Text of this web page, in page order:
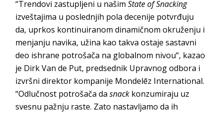
“Trendovi zastupljeni u našimState of Snacking
izveštajima u poslednjih pola decenije potvrđuju
da, uprkos kontinuiranom dinamičnom okruženju i
menjanju navika, užina kao takva ostaje sastavni
deo ishrane potrošača na globalnom nivou“, kazao
je Dirk Van de Put, predsednik Upravnog odbora i
izvršni direktor kompanije Mondelēz International.
“Odlučnost potrošača dasnack konzumiraju uz
svesnu pažnju raste. Zato nastavljamo da ih